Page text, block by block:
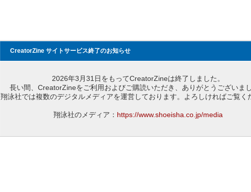
CreatorZine サイトサービス終了のお知らせ
2026年3月31日をもってCreatorZineは終了しました。
長い間、CreatorZineをご利用およびご購読いただき、ありがとうございまし
翔泳社では複数のデジタルメディアを運営しております。よろしければご覧く
翔泳社のメディア： https://www.shoeisha.co.jp/media